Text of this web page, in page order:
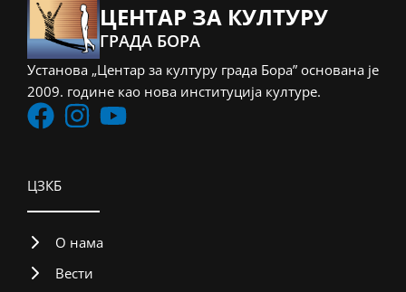
ЦЕНТАР ЗА КУЛТУРУ
ГРАДА БОРА
Установа „Центар за културу града Бора” основана је
2009. године као нова институција културе.
ЦЗКБ
О нама
Вести